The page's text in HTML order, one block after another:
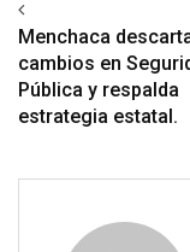
Menchaca
cambios en
Pública y respalda
estrategia estatal.